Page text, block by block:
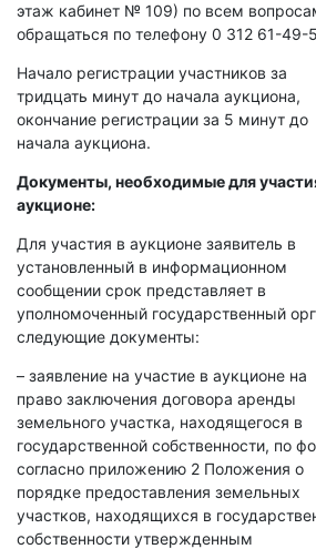
этаж кабинет № 109) по всем
обращаться по телефону 0 312 61-49-
Начало регистрации участников за
тридцать минут до начала аукциона,
окончание регистрации за 5 минут до
начала аукциона.
Документы, необходимые для
аукционе:
Для участия в аукционе заявитель в
установленный в информационном
сообщении срок представляет в
уполномоченный государственный
следующие документы:
– заявление на участие в аукционе на
право заключения договора аренды
земельного участка, находящегося в
государственной собственности, по
согласно приложению 2 Положения о
порядке предоставления земельных
участков, находящихся в
собственности утвержденным